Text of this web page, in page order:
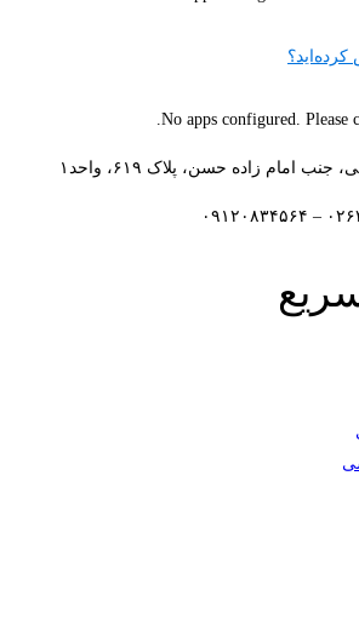
No apps configured. Please
امام زاده حسن، پلاک ۶۱۹، واحد۱​